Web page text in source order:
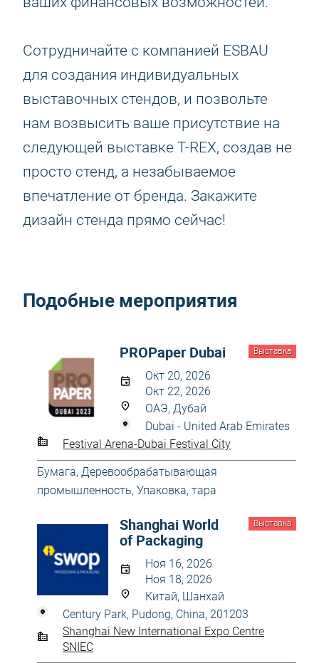
Сотрудничайте с компанией ESBAU
для создания индивидуальных
выставочных стендов, и позвольте
нам возвысить ваше присутствие на
следующей выставке T-REX, создав не
просто стенд, а незабываемое
впечатление от бренда. Закажите
дизайн стенда прямо сейчас!
Подобные мероприятия
Выставка
PROPaper Dubai
Окт 20, 2026
Окт 22, 2026
ОАЭ, Дубай
Dubai - United Arab Emirates
Festival Arena-Dubai Festival City
Бумага, Деревообрабатывающая
промышленность, Упаковка, тара
Выставка
Shanghai World
of Packaging
Ноя 16, 2026
Ноя 18, 2026
Китай, Шанхай
Century Park, Pudong, China, 201203
Shanghai New International Expo Centre
SNIEC